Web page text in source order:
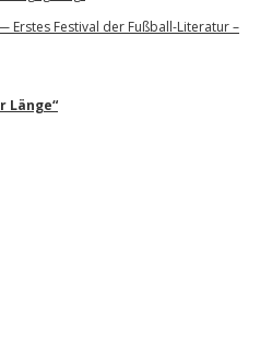
Erstes Festival der Fußball-Literatur –
Länge“